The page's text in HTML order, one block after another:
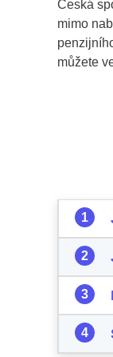
Česká
mimo
můžete